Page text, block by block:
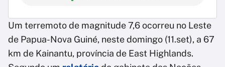
Um terremoto de magnitude 7,6 ocorreu no Leste
de Papua-Nova Guiné, neste domingo (11.set), a 67
km de Kainantu, província de East Highlands.